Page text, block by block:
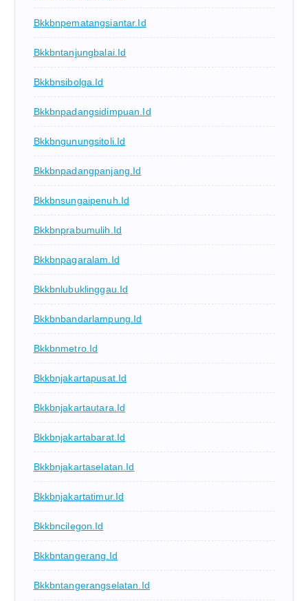
Bkkbnpematangsiantar.id
Bkkbntanjungbalai.id
Bkkbnsibolga.id
Bkkbnpadangsidimpuan.id
Bkkbngunungsitoli.id
Bkkbnpadangpanjang.id
Bkkbnsungaipenuh.id
Bkkbnprabumulih.id
Bkkbnpagaralam.id
Bkkbnlubuklinggau.id
Bkkbnbandarlampung.id
Bkkbnmetro.id
Bkkbnjakartapusat.id
Bkkbnjakartautara.id
Bkkbnjakartabarat.id
Bkkbnjakartaselatan.id
Bkkbnjakartatimur.id
Bkkbncilegon.id
Bkkbntangerang.id
Bkkbntangerangselatan.id